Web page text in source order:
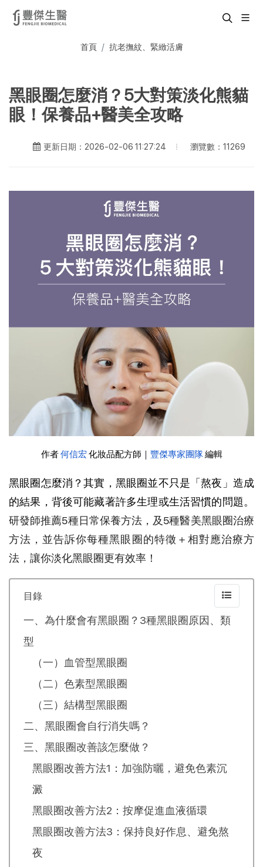
首頁 抗老撫紋、緊緻活膚
黑眼圈怎麼消？5大對策淡化熊貓
眼！保養品+醫美全攻略
更新日期：2026-02-06 11:27:24 瀏覽數：11269
作者何信宏 化妝品配方師｜ 豐傑專家團隊編輯
黑眼圈怎麼消？其實，黑眼圈並不只是「熬夜」造成
的結果，背後可能藏著許多生理或生活習慣的問題。
研發師推薦5種日常保養方法，及5種醫美黑眼圈治療
方法，並告訴你每種黑眼圈的特徵＋相對應治療方
法，讓你淡化黑眼圈更有效率！
目錄
一、為什麼會有黑眼圈？3種黑眼圈原因、類
型
（一）血管型黑眼圈
（二）色素型黑眼圈
（三）結構型黑眼圈
二、黑眼圈會自行消失嗎？
三、黑眼圈改善該怎麼做？
黑眼圈改善方法1：加強防曬，避免色素沉
澱
黑眼圈改善方法2：按摩促進血液循環
黑眼圈改善方法3：保持良好作息、避免熬
夜